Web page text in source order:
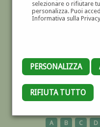
selezionare o rifiutare
personalizza. Puoi
Informativa sulla
PERSONALIZZA
RIFIUTA TUTTO
ETNA
A B C D